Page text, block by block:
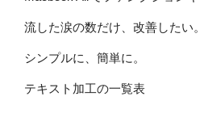
流した涙の数だけ、改善したい。
シンプルに、簡単に。
テキスト加工の一覧表